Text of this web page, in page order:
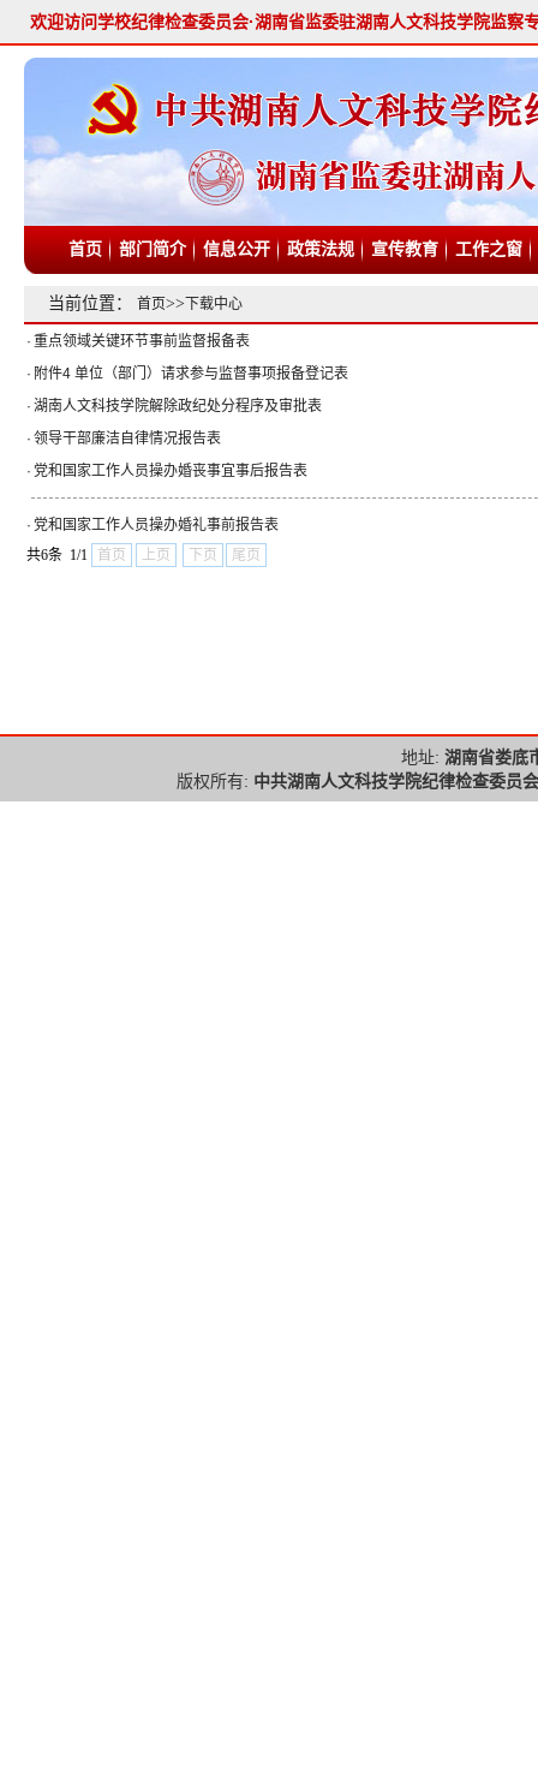
欢迎访问学校纪律检查委员会·湖南省监委驻湖南人文科技学院监察
首页 部门简介 信息公开 政策法规 宣传教育 工作之窗
当前位置： 首页>> 下载中心
· 重点领域关键环节事前监督报备表
· 附件4 单位（部门）请求参与监督事项报备登记表
· 湖南人文科技学院解除政纪处分程序及审批表
· 领导干部廉洁自律情况报告表
· 党和国家工作人员操办婚丧事宜事后报告表
· 党和国家工作人员操办婚礼事前报告表
共6条 1/1
首页 上页 下页 尾页
地址: 湖南省娄底
版权所有: 中共湖南人文科技学院纪律检查委员